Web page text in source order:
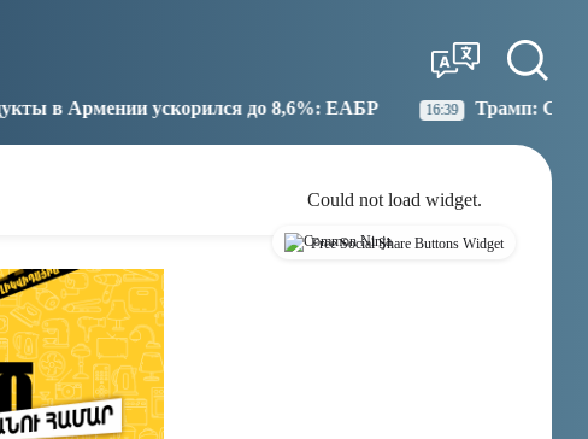
до 8,6%: ЕАБР 16:39 Трамп: США больше не
Could not load widget.
Free Social Share Buttons Widget